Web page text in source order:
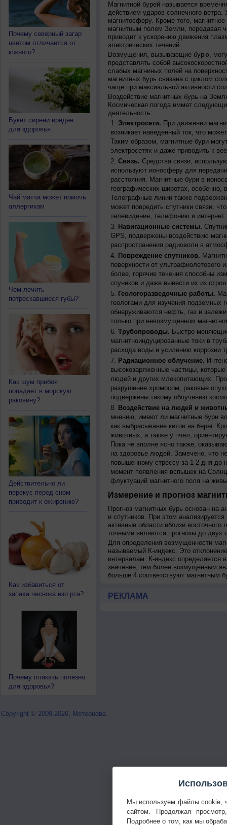
Почему северный загар
цветом отличается от
южного?
Букет сирени вреден
для здоровья
Чай матча может помочь
аллергикам
Чем лечить
потрескавшиеся губы?
Как шум прибоя
попадает в морскую
раковину?
Действительно ли
перекус перед сном
приводит к ожирению?
Как избавиться от
запаха чеснока изо рта?
Почему плакать полезно
для здоровья?
Магнитной бурей называется
действием ударов солнечного ветра.
магнитосферу. Кроме того,
магнитным полем Земли, передавая
приводит к ускорению движения
электрических течений.
Возмущения, вызывающие бурю,
представлять собой
слабых магниных полей на
магнитных бурь связана с циклом
чаще при максиальной активности
Воздействие магнитных бурь на
Космическая погода иммет
деятельность:
Электросети. При движении
возникает наведенный ток, что
Таким образом, магнитные бури
электросетях и даже приводить к
Связь. Средства связи,
используют ионосферу для
расстояния. Магнитные бури в
географических широтах,
Телеграфные линии также
может повредить спутники связи,
телевидение, телефонию и интернет.
Навигационные системы.
GPS, подвержены воздействию
распространения радиоволн в
Повреждение спутников.
поверхности от ультрафиолетового
более, горячие течения способны
спуников и даже вывести их из
Геологоразведочные работы.
геологами для изучения подземных
обнаруживаются нефть, газ и
только при невозмущенном
Трубопроводы. Быстро
магнитноиндуцированные токи в
расхода воды и усилению коррозии
Радиационное облучение.
высокозаряженные частицы,
людей и других млекопитающих.
разрушение хромосом, раковые
подвержены такому облучению
Воздействие на людей и
мнению, имеют ли магнитные бури
как выбрасывание китов на берег.
животных, а также у пчел,
Пока не вполне ясно также,
на здоровье людей. Замечено, что
повышенному стрессу за 1-2 дня до
момент появления вспышек на
флуктуаций магнитного поля на
Измерение и прогноз
Прогноз магнитных бурь основан на
и спутников. При этом
активные области вблизи
точными являются прогнозы до двух
Для определения возмущенности
называемый К-индекс. Это
интервалам. К-индекс определяется
значение, тем более возмущенным
больше 4 соответствуют магнитным
РЕКЛАМА
Copyright © 2009-2026, Метеонова
Мы используем файлы cookie,
сайтом. Продолжая
Подробнее о том, как мы